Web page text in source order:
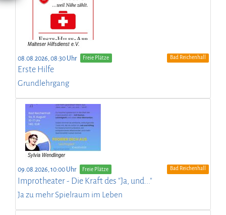
08.08.2026, 08:30 Uhr Freie Plätze Bad Reichenhall
Erste Hilfe
Grundlehrgang
09.08.2026, 10:00 Uhr Freie Plätze Bad Reichenhall
Improtheater - Die Kraft des "Ja, und..."
Ja zu mehr Spielraum im Leben